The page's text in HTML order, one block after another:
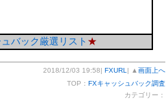
バック厳選リスト ★
2018/12/03 19:58| FXURL | ▲ 画面上へ
TOP： FXキャッシュバック調査
カテゴリー：